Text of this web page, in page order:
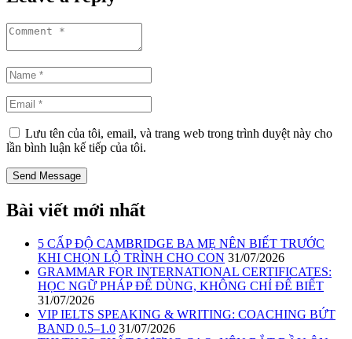
Lưu tên của tôi, email, và trang web trong trình duyệt này cho
lần bình luận kế tiếp của tôi.
Bài viết mới nhất
5 CẤP ĐỘ CAMBRIDGE BA MẸ NÊN BIẾT TRƯỚC
KHI CHỌN LỘ TRÌNH CHO CON 31/07/2026
GRAMMAR FOR INTERNATIONAL CERTIFICATES:
HỌC NGỮ PHÁP ĐỂ DÙNG, KHÔNG CHỈ ĐỂ BIẾT
31/07/2026
VIP IELTS SPEAKING & WRITING: COACHING BỨT
BAND 0.5–1.0 31/07/2026